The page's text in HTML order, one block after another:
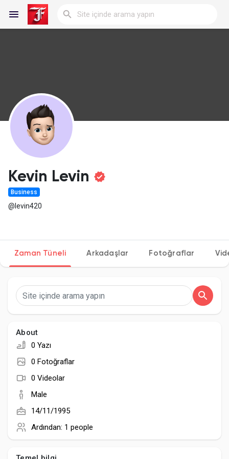
Discover Blogs
My Blogs
Discover Gruplar
Popular Posts
Discover Posts
Developers
Kevin Levin
Business
@levin420
Zaman Tüneli Arkadaşlar Fotoğraflar
About
0 Yazı
0 Fotoğraflar
0 Videolar
Male
14/11/1995
Ardından: 1 people